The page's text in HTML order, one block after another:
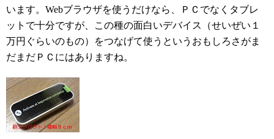
います。Webブラウザを使うだけなら、ＰＣでなくタブレ
ットで十分ですが、この種の面白いデバイス（せいぜい１
万円ぐらいのもの）をつなげて使うというおもしろさがま
だまだＰＣにはありますね。